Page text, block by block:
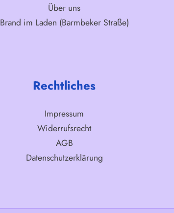
Über uns
Brand im Laden (Barmbeker Straße)
Rechtliches
Impressum
Widerrufsrecht
AGB
Datenschutzerklärung